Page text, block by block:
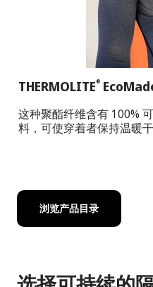
THERMOLITE ®
这种聚酯纤维含有 100%
料，可使穿着者保持温暖干
浏览产品目录